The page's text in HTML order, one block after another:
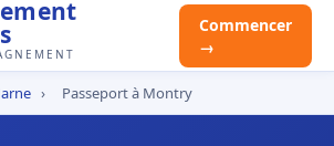
Commencer
→
› Passeport à Montry